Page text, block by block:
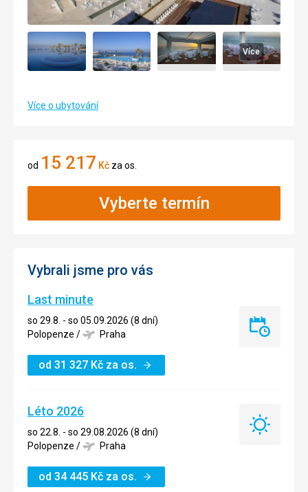
Více
Více o ubytování
od 15 217 Kč za os.
Vyberte termín
Vybrali jsme pro vás
Last minute
so 29.8. - so 05.09.2026 (8 dní)
Polopenze / Praha
od 31 327 Kč za os.
Last
Léto 2026
so 22.8. - so 29.08.2026 (8 dní)
Polopenze / Praha
od 34 445 Kč za os.
Léto